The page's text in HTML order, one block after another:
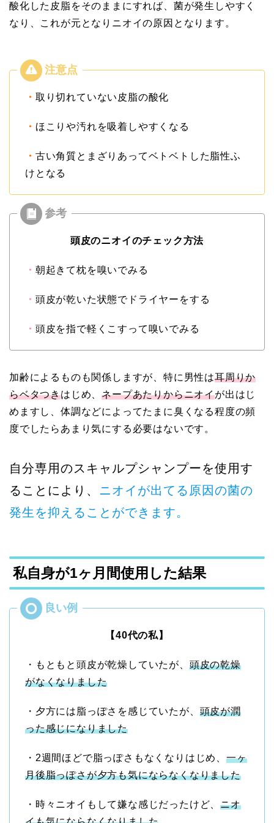
酸化した皮脂をそのままにすれば、菌が発生しやすく
なり、これが元となりニオイの原因となります。
・ 取り切れていない皮脂の酸化
・ ほこりや汚れを吸着しやすくなる
・ 古い角質とまざりあってベトベトした脂性ふ
けとなる
頭皮のニオイのチェック方法
・ 朝起きて枕を嗅いでみる
・ 頭皮が乾いた状態でドライヤーをする
・ 頭皮を指で軽くこすって嗅いでみる
加齢によるものも関係しますが、特に男性は耳周りか
らベタつきはじめ、ネープあたりからニオイが出はじ
めますし、体調などによってたまに臭くなる程度の頻
度でしたらあまり気にする必要はないです。
自分専用のスキャルプシャンプーを使用す
ることにより、 ニオイが出てる原因の菌の
発生を抑えることができます。
私自身が1ヶ月間使用した結果
【40代の私】
・もともと頭皮が乾燥していたが、 頭皮の乾燥
がなくなりました
・夕方には脂っぽさを感じていたが、 頭皮が潤
った感じになりました
・2週間ほどで脂っぽさもなくなりはじめ、 一ヶ
月後脂っぽさが夕方も気にならなくなりました
・時々ニオイもして嫌な感じだったけど、ニオ